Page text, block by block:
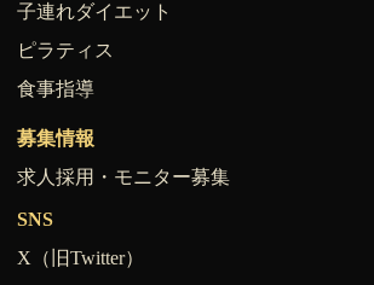
子連れダイエット
ピラティス
食事指導
募集情報
求人採用・モニター募集
SNS
X（旧Twitter）